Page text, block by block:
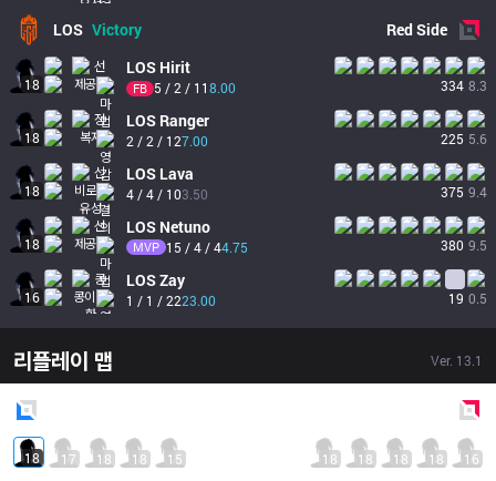
LOS Victory RedSide
18
LOS Hirit
FB 5 / 2 / 118.00 334 8.3
18
LOS Ranger
2 / 2 / 127.00 225 5.6
18
LOS Lava
4 / 4 / 103.50 375 9.4
18
LOS Netuno
MVP 15 / 4 / 44.75 380 9.5
16
LOSZay
1 / 1 / 2223.00 19 0.5
리플레이 맵 Ver. 13.1
18 17 18 18 15 18 18 18 18 16